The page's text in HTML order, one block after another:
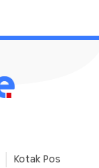
Kotak Pos